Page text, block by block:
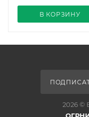
В КОРЗИНУ
2026 ©